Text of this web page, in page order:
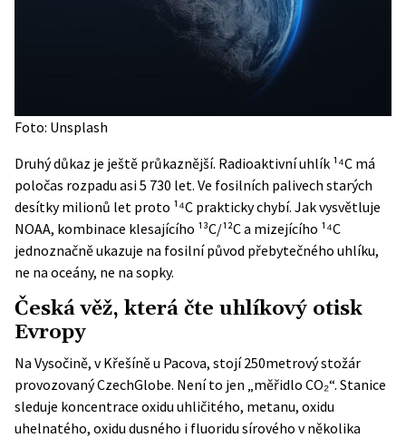
Foto: Unsplash
Druhý důkaz je ještě průkaznější. Radioaktivní uhlík ¹⁴C má
poločas rozpadu asi 5 730 let. Ve fosilních palivech starých
desítky milionů let proto ¹⁴C prakticky chybí. Jakvysvětluje
NOAA, kombinace klesajícího ¹³C/¹²C a mizejícího ¹⁴C
jednoznačně ukazuje na fosilní původ přebytečného uhlíku,
ne na oceány, ne na sopky.
Česká věž, která čte uhlíkový otisk
Evropy
Na Vysočině, v Křešíně u Pacova, stojí 250metrový stožár
provozovaný CzechGlobe. Není to jen „měřidlo CO₂“. Stanice
sleduje koncentrace oxidu uhličitého, metanu, oxidu
uhelnatého, oxidu dusného i fluoridu sírového v několika